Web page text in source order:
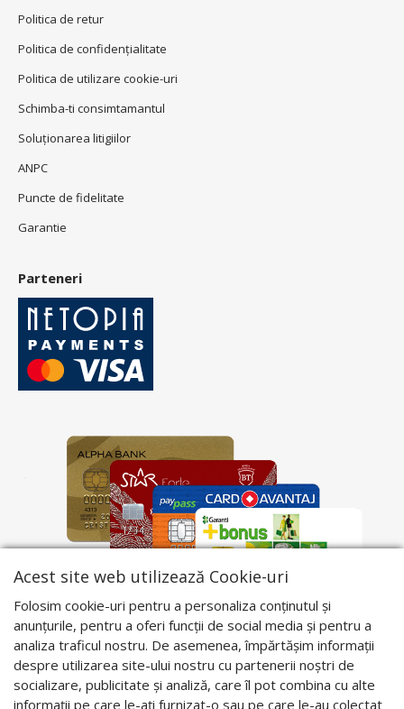
Politica de retur
Politica de confidenţialitate
Politica de utilizare cookie-uri
Schimba-ti consimtamantul
Soluționarea litigiilor
ANPC
Puncte de fidelitate
Garantie
Parteneri
Acest site web utilizează Cookie-uri
Folosim cookie-uri pentru a personaliza conținutul și
anunțurile, pentru a oferi funcții de social media și pentru a
analiza traficul nostru. De asemenea, împărtășim informații
despre utilizarea site-ului nostru cu partenerii noștri de
socializare, publicitate și analiză, care îl pot combina cu alte
informații pe care le-ați furnizat-o sau pe care le-au colectat